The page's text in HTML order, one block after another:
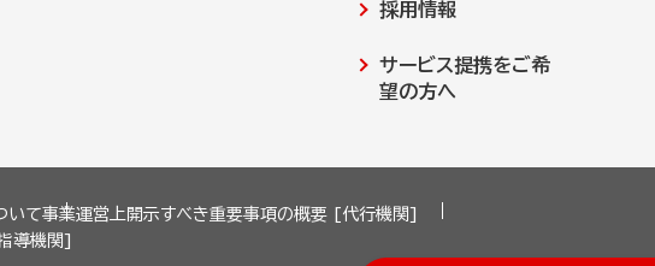
採用情報
サービス提携をご希
望の方へ
いて事業運営上開示すべき重要事項の概要 [代行機関]
導機関]